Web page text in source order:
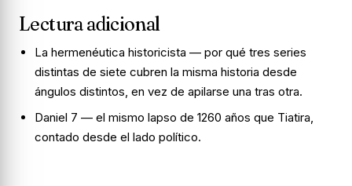
Lectura adicional
La hermenéutica historicista — por qué tres series
distintas de siete cubren la misma historia desde
ángulos distintos, en vez de apilarse una tras otra.
Daniel 7 — el mismo lapso de 1260 años que Tiatira,
contado desde el lado político.